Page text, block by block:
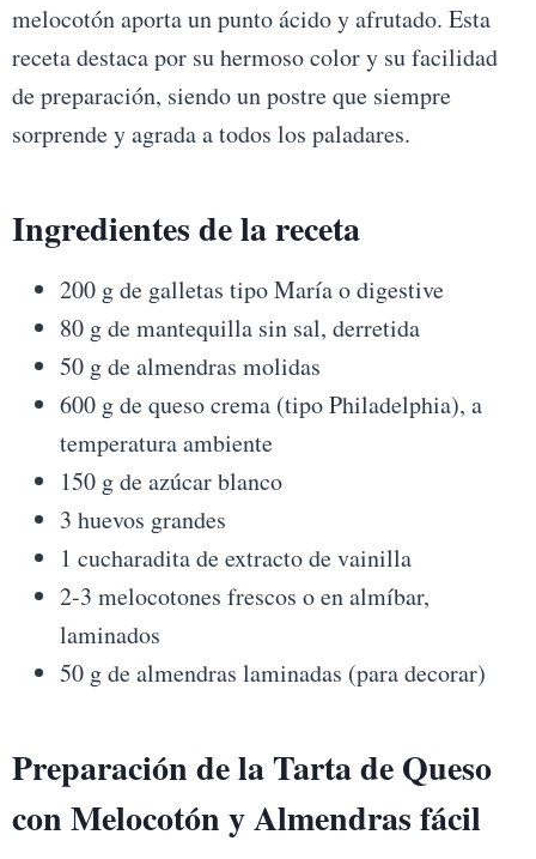
melocotón aporta un punto ácido y afrutado. Esta
receta destaca por su hermoso color y su facilidad
de preparación, siendo un postre que siempre
sorprende y agrada a todos los paladares.
Ingredientes de la receta
200 g de galletas tipo María o digestive
80 g de mantequilla sin sal, derretida
50 g de almendras molidas
600 g de queso crema (tipo Philadelphia), a
temperatura ambiente
150 g de azúcar blanco
3 huevos grandes
1 cucharadita de extracto de vainilla
2-3 melocotones frescos o en almíbar,
laminados
50 g de almendras laminadas (para decorar)
Preparación de laTarta de Queso
con Melocotón y Almendras fácil